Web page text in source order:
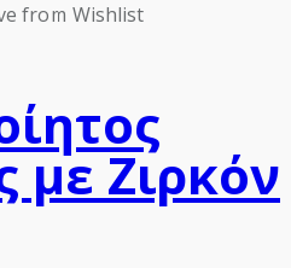
from Wishlist
με Ζιρκόν